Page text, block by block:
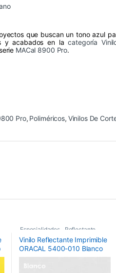
que buscan un tono azul
y acabados en lacategoría
MACal 8900 Pro.
Pro, Poliméricos, Vinilos De
Especialidades Reflectante
Vinilos De Corte
Vinilo Reflectante Imprimible
ORACAL 5400-010 Blanco